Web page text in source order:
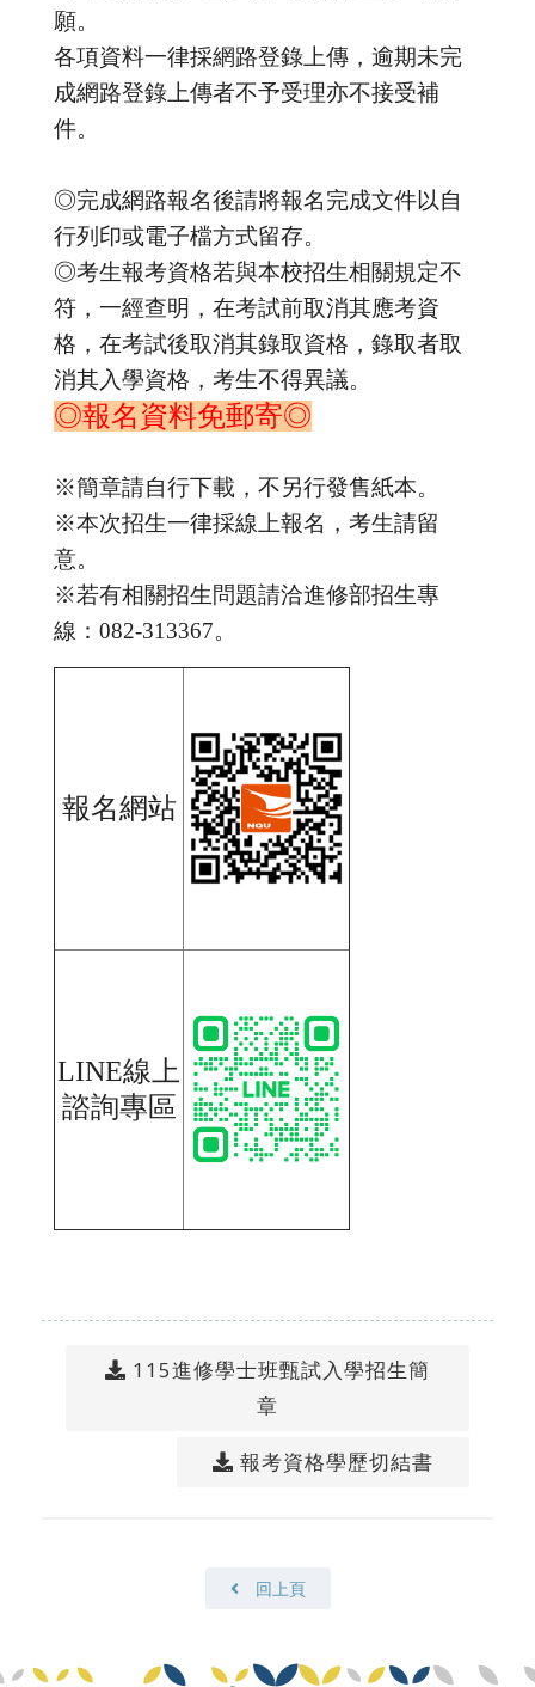
願。
各項資料一律採網路登錄上傳，逾期未完
成網路登錄上傳者不予受理亦不接受補
件。
◎完成網路報名後請將報名完成文件以自
行列印或電子檔方式留存。
◎考生報考資格若與本校招生相關規定不
符，一經查明，在考試前取消其應考資
格，在考試後取消其錄取資格，錄取者取
消其入學資格，考生不得異議。
◎報名資料免郵寄◎
※簡章請自行下載，不另行發售紙本。
※本次招生一律採線上報名，考生請留
意。
※若有相關招生問題請洽進修部招生專
線：082-313367。
報名網站
LINE線上
諮詢專區
115進修學士班甄試入學招生簡
章
報考資格學歷切結書
回上頁